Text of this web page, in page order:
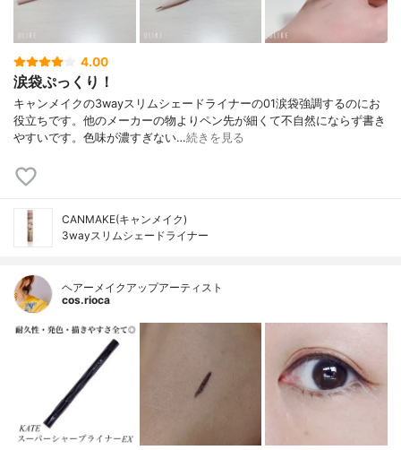
4.00
涙袋ぷっくり！
キャンメイクの3wayスリムシェードライナーの01涙袋強調するのにお
役立ちです。他のメーカーの物よりペン先が細くて不自然にならず書き
やすいです。色味が濃すぎない…続きを見る
CANMAKE(キャンメイク)
3wayスリムシェードライナー
ヘアーメイクアップアーティスト
cos.rioca